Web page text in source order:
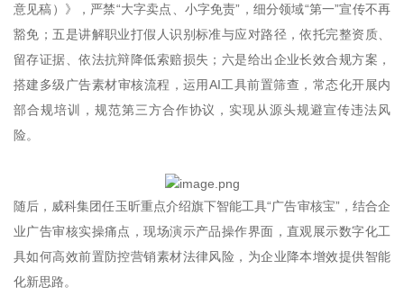
意见稿）》，严禁“大字卖点、小字免责”，细分领域“第一”宣传不再
豁免；五是讲解职业打假人识别标准与应对路径，依托完整资质、
留存证据、依法抗辩降低索赔损失；六是给出企业长效合规方案，
搭建多级广告素材审核流程，运用AI工具前置筛查，常态化开展内
部合规培训，规范第三方合作协议，实现从源头规避宣传违法风
险。
随后，威科集团任玉昕重点介绍旗下智能工具“广告审核宝”，结合企
业广告审核实操痛点，现场演示产品操作界面，直观展示数字化工
具如何高效前置防控营销素材法律风险，为企业降本增效提供智能
化新思路。